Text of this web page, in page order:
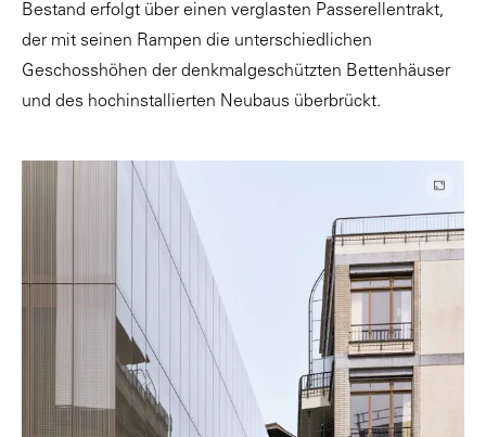
Bestand erfolgt über einen verglasten Passerellentrakt,
der mit seinen Rampen die unterschiedlichen
Geschosshöhen der denkmalgeschützten Bettenhäuser
und des hochinstallierten Neubaus überbrückt.